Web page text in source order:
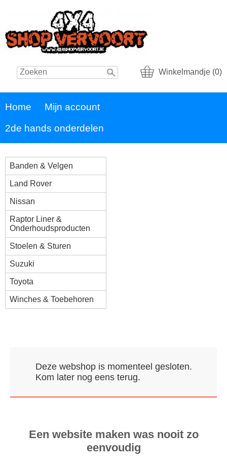
Winkelmandje (0)
Home
Mijn account
2de hands onderdelen
Banden & Velgen
Land Rover
Nissan
Raptor Liner &
Onderhoudsproducten
Stoelen & Sturen
Suzuki
Toyota
Winches & Toebehoren
Deze webshop is momenteel gesloten.
Kom later nog eens terug.
Een website maken was nooit zo
eenvoudig